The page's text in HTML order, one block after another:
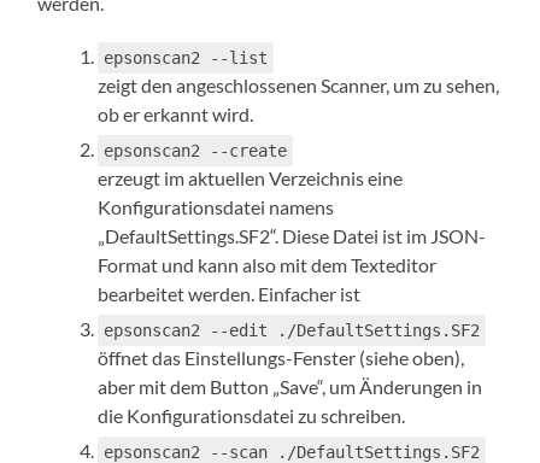
epsonscan2 --list
zeigt den angeschlossenen Scanner, um zu sehen,
ob er erkannt wird.
epsonscan2 --create
erzeugt im aktuellen Verzeichnis eine
Konfigurationsdatei namens
„DefaultSettings.SF2“. Diese Datei ist im JSON-
Format und kann also mit dem Texteditor
bearbeitet werden. Einfacher ist
epsonscan2 --edit ./DefaultSettings.SF2
öffnet das Einstellungs-Fenster (siehe oben),
aber mit dem Button „Save“, um Änderungen in
die Konfigurationsdatei zu schreiben.
epsonscan2 --scan ./DefaultSettings.SF2